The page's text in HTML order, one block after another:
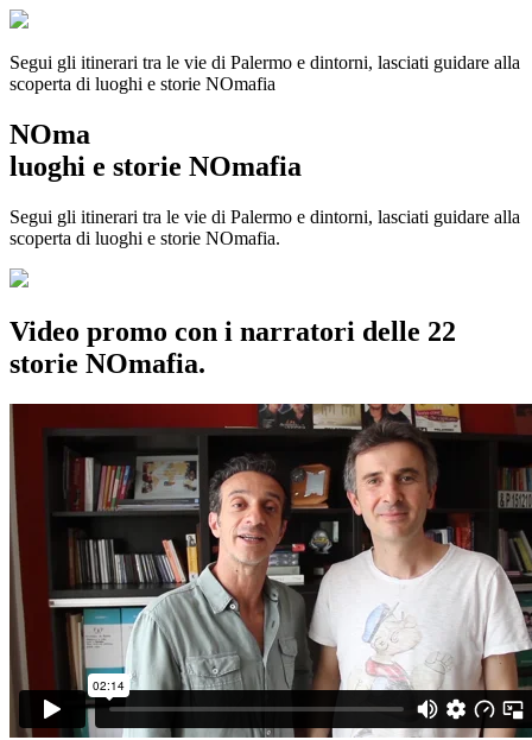
Segui gli itinerari tra le vie di Palermo e dintorni, lasciati guidare alla
scoperta di luoghi e storie NOmafia
NOma
luoghi e storie NOmafia
Segui gli itinerari tra le vie di Palermo e dintorni, lasciati guidare alla
scoperta di luoghi e storie NOmafia.
Video promo con i narratori delle 22
storie NOmafia.